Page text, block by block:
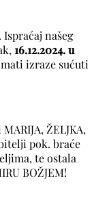
Ispraćaj našeg
16.12.2024. u
izraze sućuti
ŽELJKA,
pok. braće
te ostala
BOŽJEM!